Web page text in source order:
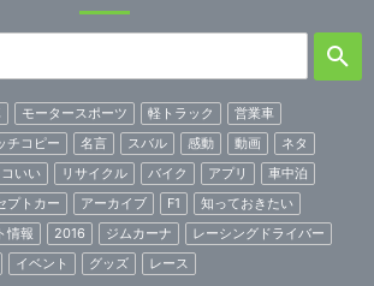
モータースポーツ 軽トラック
営業車
チコピー 名言 スバル 感動 動画
ネタ
いい リサイクル バイク アプリ
車中泊
プトカー アーカイブ F1
知っておきたい
情報 2016 ジムカーナ
レーシングドライバー
イベント グッズ レース